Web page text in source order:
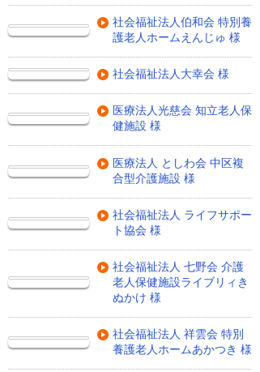
社会福祉法人伯和会 特別養
護老人ホームえんじゅ 様
社会福祉法人大幸会 様
医療法人光慈会 知立老人保
健施設 様
医療法人 としわ会 中区複
合型介護施設 様
社会福祉法人 ライフサポー
ト協会 様
社会福祉法人 七野会 介護
老人保健施設ライブリィき
ぬかけ 様
社会福祉法人 祥雲会 特別
養護老人ホームあかつき 様